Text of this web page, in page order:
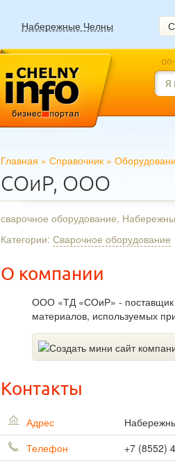
Набережные Челны
Главная » Справочник »
СОиР, ООО
сварочное оборудование,
Категории: Сварочное оборудование
О компании
ООО «ТД «СОиР» - поставщик
материалов, используемых
Контакты
Адрес
Телефон
+7 (8552)